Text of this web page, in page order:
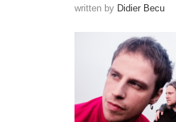
written by Didier Becu